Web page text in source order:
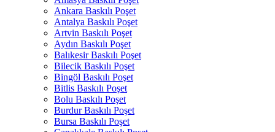
Ankara Baskılı Poşet
Antalya Baskılı Poşet
Artvin Baskılı Poşet
Aydın Baskılı Poşet
Balıkesir Baskılı Poşet
Bilecik Baskılı Poşet
Bingöl Baskılı Poşet
Bitlis Baskılı Poşet
Bolu Baskılı Poşet
Burdur Baskılı Poşet
Bursa Baskılı Poşet